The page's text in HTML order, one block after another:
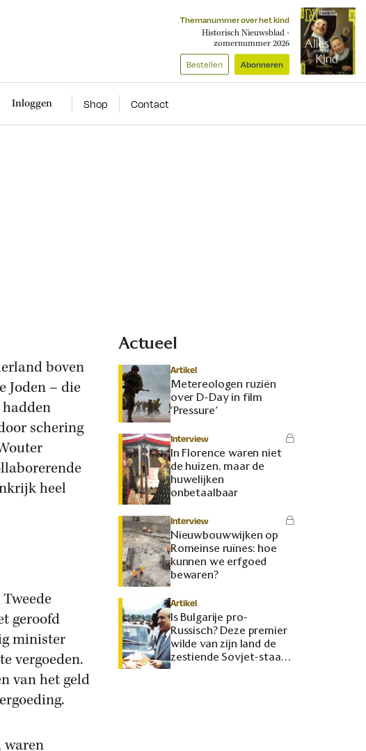
Themanummer over het kind
Historisch Nieuwsblad -
zomernummer 2026
Bestellen Abonneren
Inloggen Shop Contact
boven
Joden – die
schering
heel
geroofd
minister
vergoeden.
van het geld
waren
Actueel
Artikel
Metereologen ruziën
over D-Day in film
‘Pressure’
Interview
In Florence waren niet
de huizen, maar de
huwelijken
onbetaalbaar
Interview
Nieuwbouwwijken op
Romeinse ruïnes: hoe
kunnen we erfgoed
bewaren?
Artikel
Is Bulgarije pro-
Russisch? Deze premier
wilde van zijn land de
zestiende Sovjet-staat
maken